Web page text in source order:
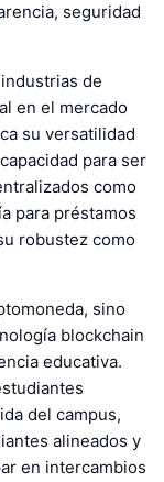
seguridad
de
en el mercado
su versatilidad
para ser
como
para préstamos
robustez como
sino
blockchain
educativa.
del campus,
alineados y
en intercambios